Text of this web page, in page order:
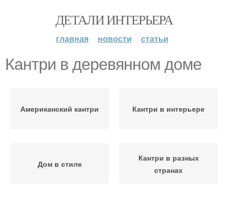
ДЕТАЛИ ИНТЕРЬЕРА
главная новости статьи
Кантри в деревянном доме
Американский кантри Кантри в интерьере
Дом в стиле
Кантри в разных
странах